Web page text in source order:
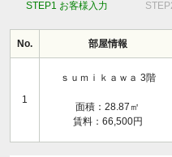
STEP1 お客様入力
No. 部屋情報
1
ｓｕｍｉｋａｗａ 3階
面積：28.87㎡
賃料：66,500円